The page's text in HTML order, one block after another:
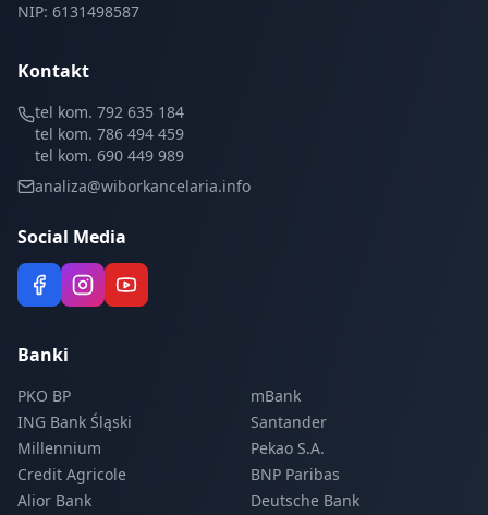
NIP: 6131498587
Kontakt
tel kom. 792 635 184
tel kom. 786 494 459
tel kom. 690 449 989
analiza@wiborkancelaria.info
Social Media
Banki
PKO BP
mBank
ING Bank Śląski
Santander
Millennium
Pekao S.A.
Credit Agricole
BNP Paribas
Alior Bank
Deutsche Bank